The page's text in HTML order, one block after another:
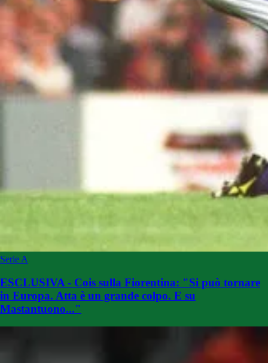
Serie A
ESCLUSIVA - Cois sulla Fiorentina: "Si può tornare
in Europa. Atta è un grande colpo. E su
Mastantuono..."